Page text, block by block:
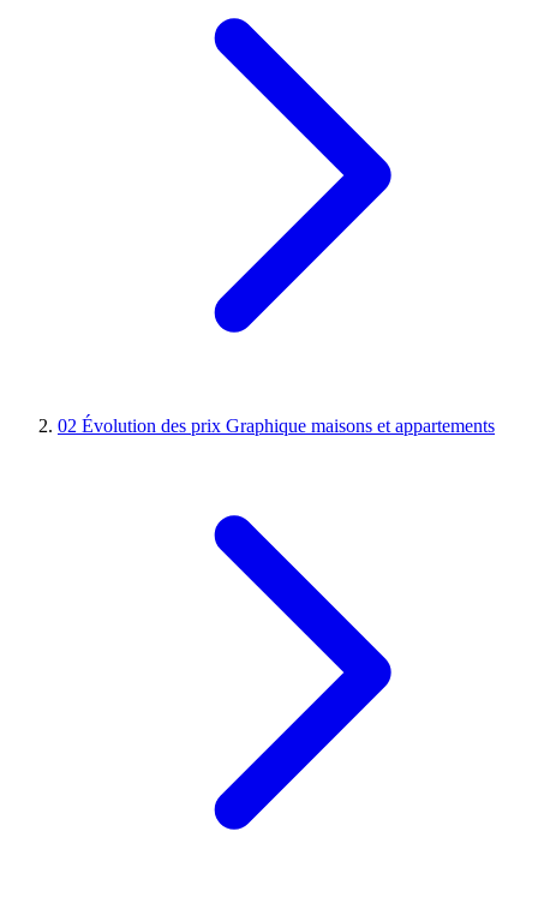
02 Évolution des prix Graphique maisons et appartements